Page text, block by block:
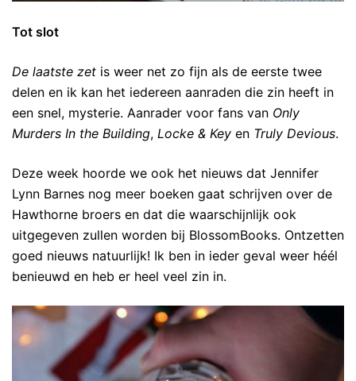
Tot slot
De laatste zet is weer net zo fijn als de eerste twee
delen en ik kan het iedereen aanraden die zin heeft in
een snel, mysterie. Aanrader voor fans van Only
Murders In the Building, Locke & Key en Truly Devious.
Deze week hoorde we ook het nieuws dat Jennifer
Lynn Barnes nog meer boeken gaat schrijven over de
Hawthorne broers en dat die waarschijnlijk ook
uitgegeven zullen worden bij BlossomBooks. Ontzetten
goed nieuws natuurlijk! Ik ben in ieder geval weer héél
benieuwd en heb er heel veel zin in.